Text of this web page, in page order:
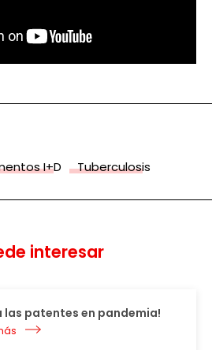
I+D Tuberculosis
interesar
las patentes en pandemia!